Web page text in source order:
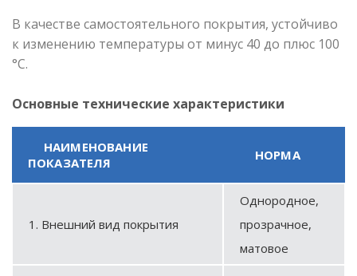
В качестве самостоятельного покрытия, устойчиво
к изменению температуры от минус 40 до плюс 100
°С.
Основные технические характеристики
НАИМЕНОВАНИЕ
ПОКАЗАТЕЛЯ
НОРМА
1. Внешний вид покрытия
Однородное,
прозрачное,
матовое